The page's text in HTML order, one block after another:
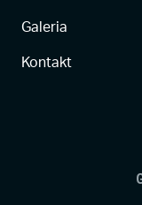
Galeria
Kontakt